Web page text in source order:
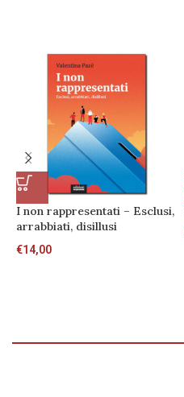
I non rappresentati – Esclusi,
arrabbiati, disillusi
€14,00